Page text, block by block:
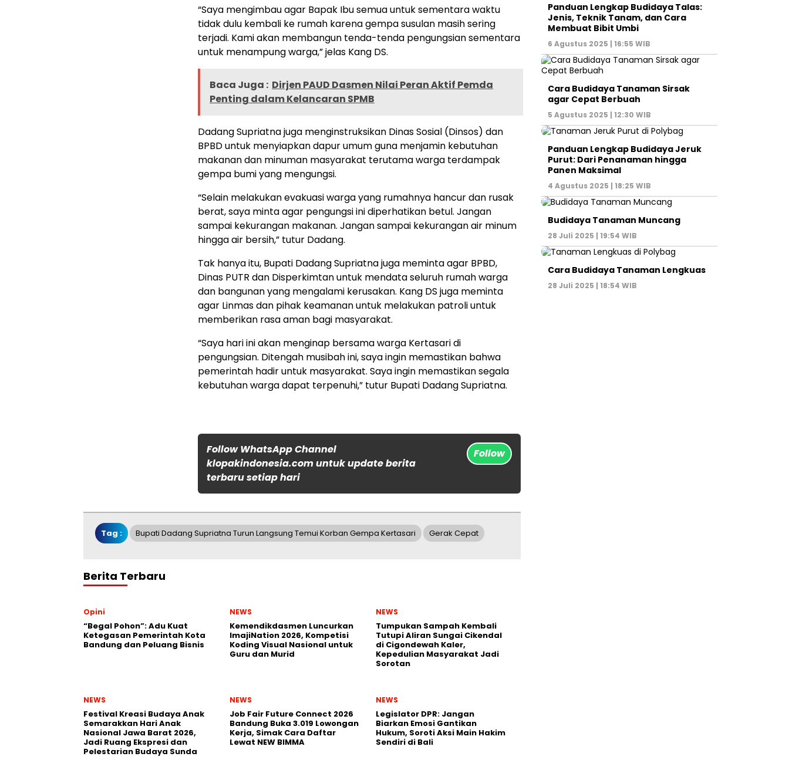
“Saya mengimbau agar Bapak Ibu semua untuk sementara waktu
tidak dulu kembali ke rumah karena gempa susulan masih sering
terjadi. Kami akan membangun tenda-tenda pengungsian sementara
untuk menampung warga,” jelas Kang DS.
Baca Juga : Dirjen PAUD Dasmen Nilai Peran Aktif Pemda
Penting dalam Kelancaran SPMB
Dadang Supriatna juga menginstruksikan Dinas Sosial (Dinsos) dan
BPBD untuk menyiapkan dapur umum guna menjamin kebutuhan
makanan dan minuman masyarakat terutama warga terdampak
gempa bumi yang mengungsi.
“Selain melakukan evakuasi warga yang rumahnya hancur dan rusak
berat, saya minta agar pengungsi ini diperhatikan betul. Jangan
sampai kekurangan makanan. Jangan sampai kekurangan air minum
hingga air bersih,” tutur Dadang.
Tak hanya itu, Bupati Dadang Supriatna juga meminta agar BPBD,
Dinas PUTR dan Disperkimtan untuk mendata seluruh rumah warga
dan bangunan yang mengalami kerusakan. Kang DS juga meminta
agar Linmas dan pihak keamanan untuk melakukan patroli untuk
memberikan rasa aman bagi masyarakat.
“Saya hari ini akan menginap bersama warga Kertasari di
pengungsian. Ditengah musibah ini, saya ingin memastikan bahwa
pemerintah hadir untuk masyarakat. Saya ingin memastikan segala
kebutuhan warga dapat terpenuhi,” tutur Bupati Dadang Supriatna.
Follow WhatsApp Channel
klopakindonesia.com untuk update berita
terbaru setiap hari
Follow
Tag : Bupati Dadang Supriatna Turun Langsung Temui Korban Gempa Kertasari Gerak Cepat
Berita Terbaru
Opini
“Begal Pohon”: Adu Kuat
Ketegasan Pemerintah Kota
Bandung dan Peluang Bisnis
NEWS
Kemendikdasmen Luncurkan
ImajiNation 2026, Kompetisi
Koding Visual Nasional untuk
Guru dan Murid
NEWS
Tumpukan Sampah Kembali
Tutupi Aliran Sungai Cikendal
di Cigondewah Kaler,
Kepedulian Masyarakat Jadi
Sorotan
NEWS
Festival Kreasi Budaya Anak
Semarakkan Hari Anak
Nasional Jawa Barat 2026,
Jadi Ruang Ekspresi dan
Pelestarian Budaya Sunda
NEWS
Job Fair Future Connect 2026
Bandung Buka 3.019 Lowongan
Kerja, Simak Cara Daftar
Lewat NEW BIMMA
NEWS
Legislator DPR: Jangan
Biarkan Emosi Gantikan
Hukum, Soroti Aksi Main Hakim
Sendiri di Bali
Panduan Lengkap Budidaya Talas:
Jenis, Teknik Tanam, dan Cara
Membuat Bibit Umbi
6 Agustus 2025 | 16:55 WIB
Cara Budidaya Tanaman Sirsak
agar Cepat Berbuah
5 Agustus 2025 | 12:30 WIB
Panduan Lengkap Budidaya Jeruk
Purut: Dari Penanaman hingga
Panen Maksimal
4 Agustus 2025 | 18:25 WIB
Budidaya Tanaman Muncang
28 Juli 2025 | 19:54 WIB
Cara Budidaya Tanaman Lengkuas
28 Juli 2025 | 18:54 WIB